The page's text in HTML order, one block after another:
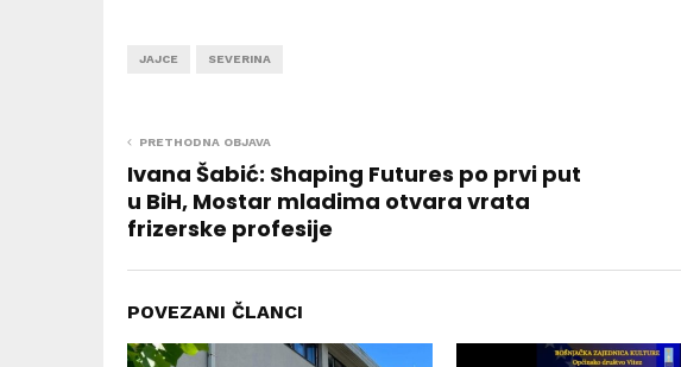
JAJCE SEVERINA
PRETHODNA OBJAVA
Ivana Šabić: Shaping Futures po prvi put
u BiH, Mostar mladima otvara vrata
frizerske profesije
POVEZANI ČLANCI